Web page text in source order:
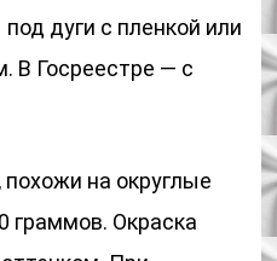
дуги с пленкой или
В Госреестре — с
на округлые
граммов. Окраска